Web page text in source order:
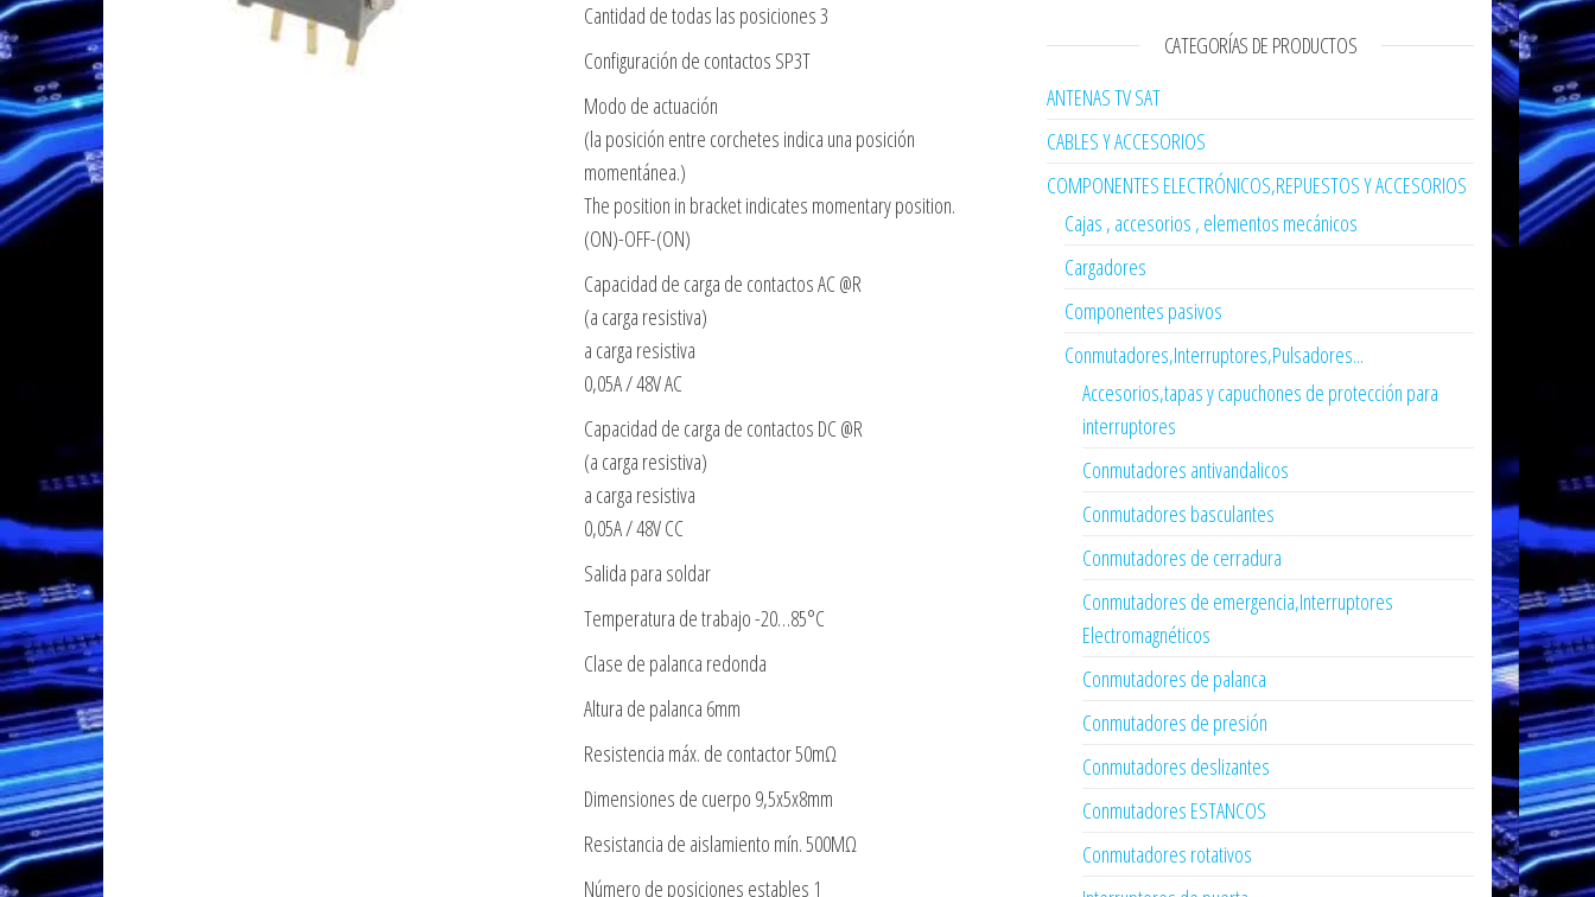
Cantidad de todas las posiciones 3
Configuración de contactos SP3T
Modo de actuación
(la posición entre corchetes indica una posición
momentánea.)
The position in bracket indicates momentary position.
(ON)-OFF-(ON)
Capacidad de carga de contactos AC @R
(a carga resistiva)
a carga resistiva
0,05A / 48V AC
Capacidad de carga de contactos DC @R
(a carga resistiva)
a carga resistiva
0,05A / 48V CC
Salida para soldar
Temperatura de trabajo -20…85°C
Clase de palanca redonda
Altura de palanca 6mm
Resistencia máx. de contactor 50mΩ
Dimensiones de cuerpo 9,5x5x8mm
Resistancia de aislamiento mín. 500MΩ
Número de posiciones estables 1
CATEGORÍAS DE PRODUCTOS
ANTENAS TV SAT
CABLES Y ACCESORIOS
COMPONENTES ELECTRÓNICOS,REPUESTOS Y ACCESORIOS
Cajas , accesorios , elementos mecánicos
Cargadores
Componentes pasivos
Conmutadores,Interruptores,Pulsadores...
Accesorios,tapas y capuchones de protección para
interruptores
Conmutadores antivandalicos
Conmutadores basculantes
Conmutadores de cerradura
Conmutadores de emergencia,Interruptores
Electromagnéticos
Conmutadores de palanca
Conmutadores de presión
Conmutadores deslizantes
Conmutadores ESTANCOS
Conmutadores rotativos